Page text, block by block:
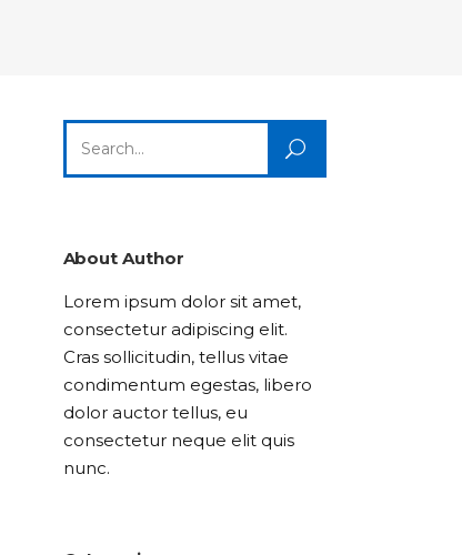
Lists
Highlights
Lists
Title & Subtitle
Title & Subtitle
for:
About Author
Lorem ipsum dolor sit amet,
consectetur adipiscing elit.
Cras sollicitudin, tellus vitae
condimentum egestas, libero
dolor auctor tellus, eu
consectetur neque elit quis
nunc.